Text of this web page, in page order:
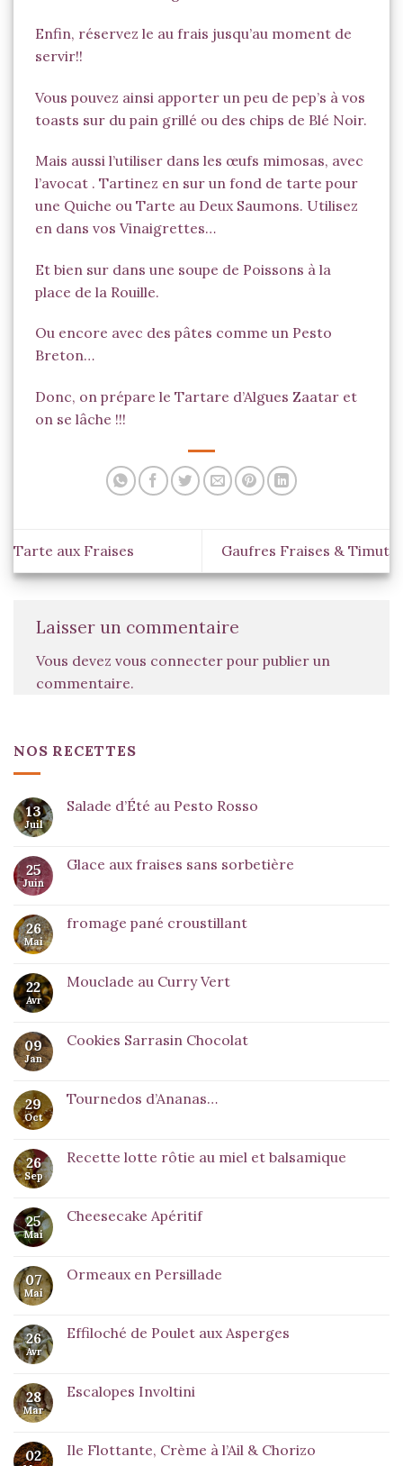
Enfin, réservez le au frais jusqu’au moment de
servir!!
Vous pouvez ainsi apporter un peu de pep’s à vos
toasts sur du pain grillé ou des chips de Blé Noir.
Mais aussi l’utiliser dans les œufs mimosas, avec
l’avocat . Tartinez en sur un fond de tarte pour
une Quiche ou Tarte au Deux Saumons. Utilisez
en dans vos Vinaigrettes…
Et bien sur dans une soupe de Poissons à la
place de la Rouille.
Ou encore avec des pâtes comme un Pesto
Breton…
Donc, on prépare le Tartare d’Algues Zaatar et
on se lâche !!!
Tarte aux Fraises Gaufres Fraises & Timut
Laisser un commentaire
Vous devez vous connecter pour publier un
commentaire.
NOS RECETTES
13
Juil
Salade d’Été au Pesto Rosso
25
Juin
Glace aux fraises sans sorbetière
26
Mai
fromage pané croustillant
22
Avr
Mouclade au Curry Vert
09
Jan
Cookies Sarrasin Chocolat
29
Oct
Tournedos d’Ananas…
26
Sep
Recette lotte rôtie au miel et balsamique
25
Mai
Cheesecake Apéritif
07
Mai
Ormeaux en Persillade
26
Avr
Effiloché de Poulet aux Asperges
28
Mar
Escalopes Involtini
02 Ile Flottante, Crème à l’Ail & Chorizo